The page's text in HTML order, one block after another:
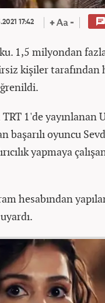
17:42
1,5 milyondan
kişiler tarafından
1'de yayınlanan
oyuncu
yapmaya
hesabından